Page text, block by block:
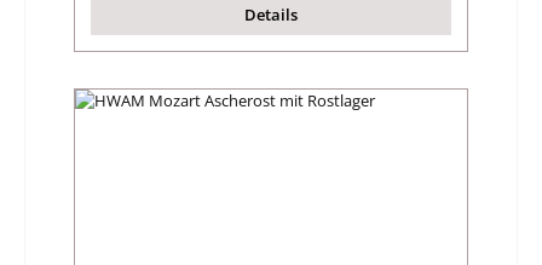
Details